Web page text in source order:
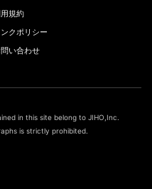
規約
ンクポリシー
い合わせ
in this site belong to JIHO,Inc.
is strictly prohibited.